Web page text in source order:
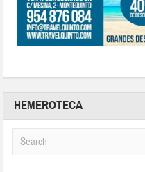
HEMEROTECA